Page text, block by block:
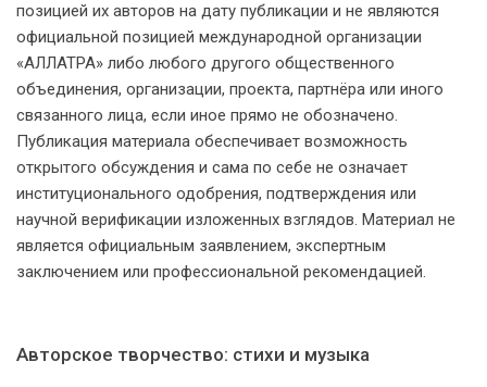
позицией их авторов на дату публикации и не являются
официальной позицией международной организации
«АЛЛАТРА» либо любого другого общественного
объединения, организации, проекта, партнёра или иного
связанного лица, если иное прямо не обозначено.
Публикация материала обеспечивает возможность
открытого обсуждения и сама по себе не означает
институционального одобрения, подтверждения или
научной верификации изложенных взглядов. Материал не
является официальным заявлением, экспертным
заключением или профессиональной рекомендацией.
Авторское творчество: стихи и музыка